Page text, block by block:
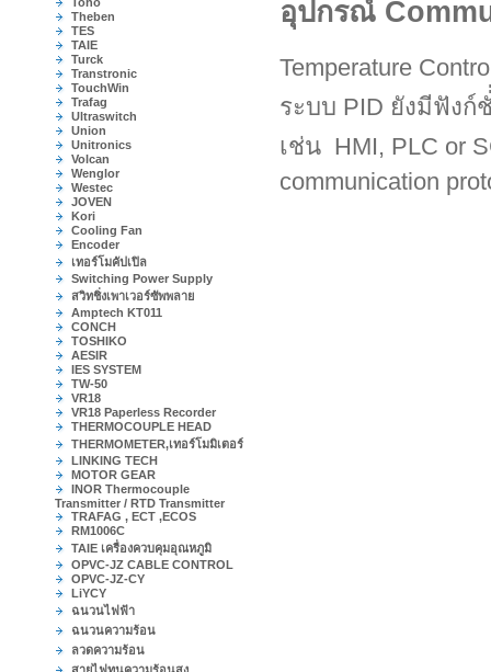
Theben
TES
TAIE
Turck
Transtronic
TouchWin
Trafag
Ultraswitch
Union
Unitronics
Volcan
Wenglor
Westec
JOVEN
Kori
Cooling Fan
Encoder
เทอร์โมคัปเปิล
Switching Power Supply
สวิทชิ่งเพาเวอร์ซัพพลาย
Amptech KT011
CONCH
TOSHIKO
AESIR
IES SYSTEM
TW-50
VR18
VR18 Paperless Recorder
THERMOCOUPLE HEAD
THERMOMETER,เทอร์โมมิเตอร์
LINKING TECH
MOTOR GEAR
INOR Thermocouple
Transmitter / RTD Transmitter
TRAFAG , ECT ,ECOS
RM1006C
TAIE เครื่องควบคุมอุณหภูมิ
OPVC-JZ CABLE CONTROL
OPVC-JZ-CY
LiYCY
ฉนวนไฟฟ้า
ฉนวนความร้อน
ลวดความร้อน
อุปกรณ์
Temperature
ระบบ PID ยังมีฟัง
เช่น HMI, PLC or
communication